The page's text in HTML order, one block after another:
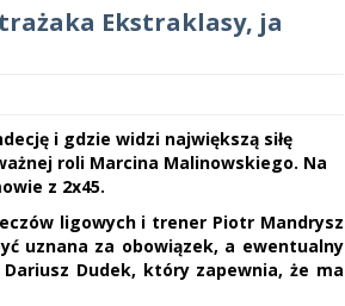
Ekstraklasy, ja
i gdzie widzi największą siłę
roli Marcina Malinowskiego. Na
z 2x45.
ligowych i trener Piotr Mandrysz
uznana za obowiązek, a ewentualny
Dudek, który zapewnia, że ma